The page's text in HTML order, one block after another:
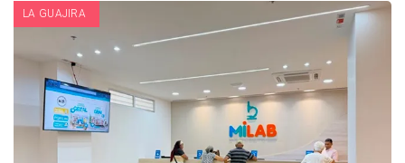
LA GUAJIRA